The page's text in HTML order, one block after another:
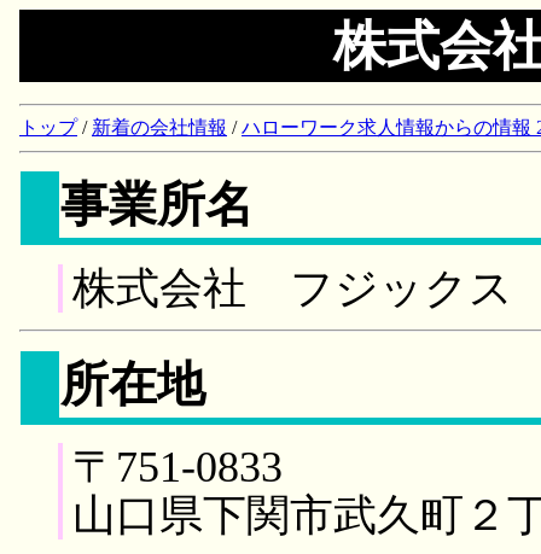
株式会
トップ/ 新着の会社情報 /ハローワーク求人情報からの情報
事業所名
株式会社 フジックス
所在地
〒751-0833
山口県下関市武久町２